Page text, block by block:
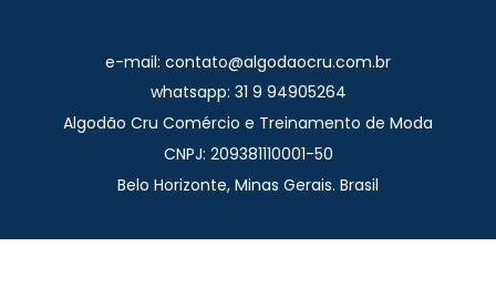
e-mail: contato@algodaocru.com.br
whatsapp: 31 9 94905264
Algodão Cru Comércio e Treinamento de Moda
CNPJ: 209381110001-50
Belo Horizonte, Minas Gerais. Brasil